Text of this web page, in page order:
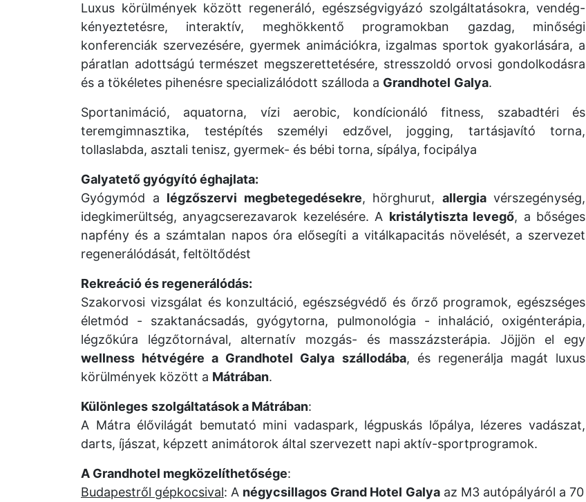
Luxus körülmények között regeneráló, egészségvigyázó szolgáltatásokra, vendég-
kényeztetésre, interaktív, meghökkentő programokban gazdag, minőségi
konferenciák szervezésére, gyermek animációkra, izgalmas sportok gyakorlására, a
páratlan adottságú természet megszerettetésére, stresszoldó orvosi gondolkodásra
és a tökéletes pihenésre specializálódott szálloda a Grandhotel Galya.
Sportanimáció, aquatorna, vízi aerobic, kondícionáló fitness, szabadtéri és
teremgimnasztika, testépítés személyi edzővel, jogging, tartásjavító torna,
tollaslabda, asztali tenisz, gyermek- és bébi torna, sípálya, focipálya
Galyatető gyógyító éghajlata:
Gyógymód a légzőszervi megbetegedésekre, hörghurut, allergiavérszegénység,
idegkimerültség, anyagcserezavarok kezelésére. A kristálytiszta levegő, a bőséges
napfény és a számtalan napos óra elősegíti a vitálkapacitás növelését, a szervezet
regenerálódását, feltöltődést
Rekreáció és regenerálódás:
Szakorvosi vizsgálat és konzultáció, egészségvédő és őrző programok, egészséges
életmód - szaktanácsadás, gyógytorna, pulmonológia - inhaláció, oxigénterápia,
légzőkúra légzőtornával, alternatív mozgás- és masszázsterápia. Jöjjön el egy
wellness hétvégére a Grandhotel Galya szállodába, és regenerálja magát luxus
körülmények között a Mátrában.
Különleges szolgáltatások a Mátrában:
A Mátra élővilágát bemutató mini vadaspark, légpuskás lőpálya, lézeres vadászat,
darts, íjászat, képzett animátorok által szervezett napi aktív-sportprogramok.
A Grandhotel megközelíthetősége:
Budapestről gépkocsival: A négycsillagos Grand Hotel Galya az M3 autópályáról a 70